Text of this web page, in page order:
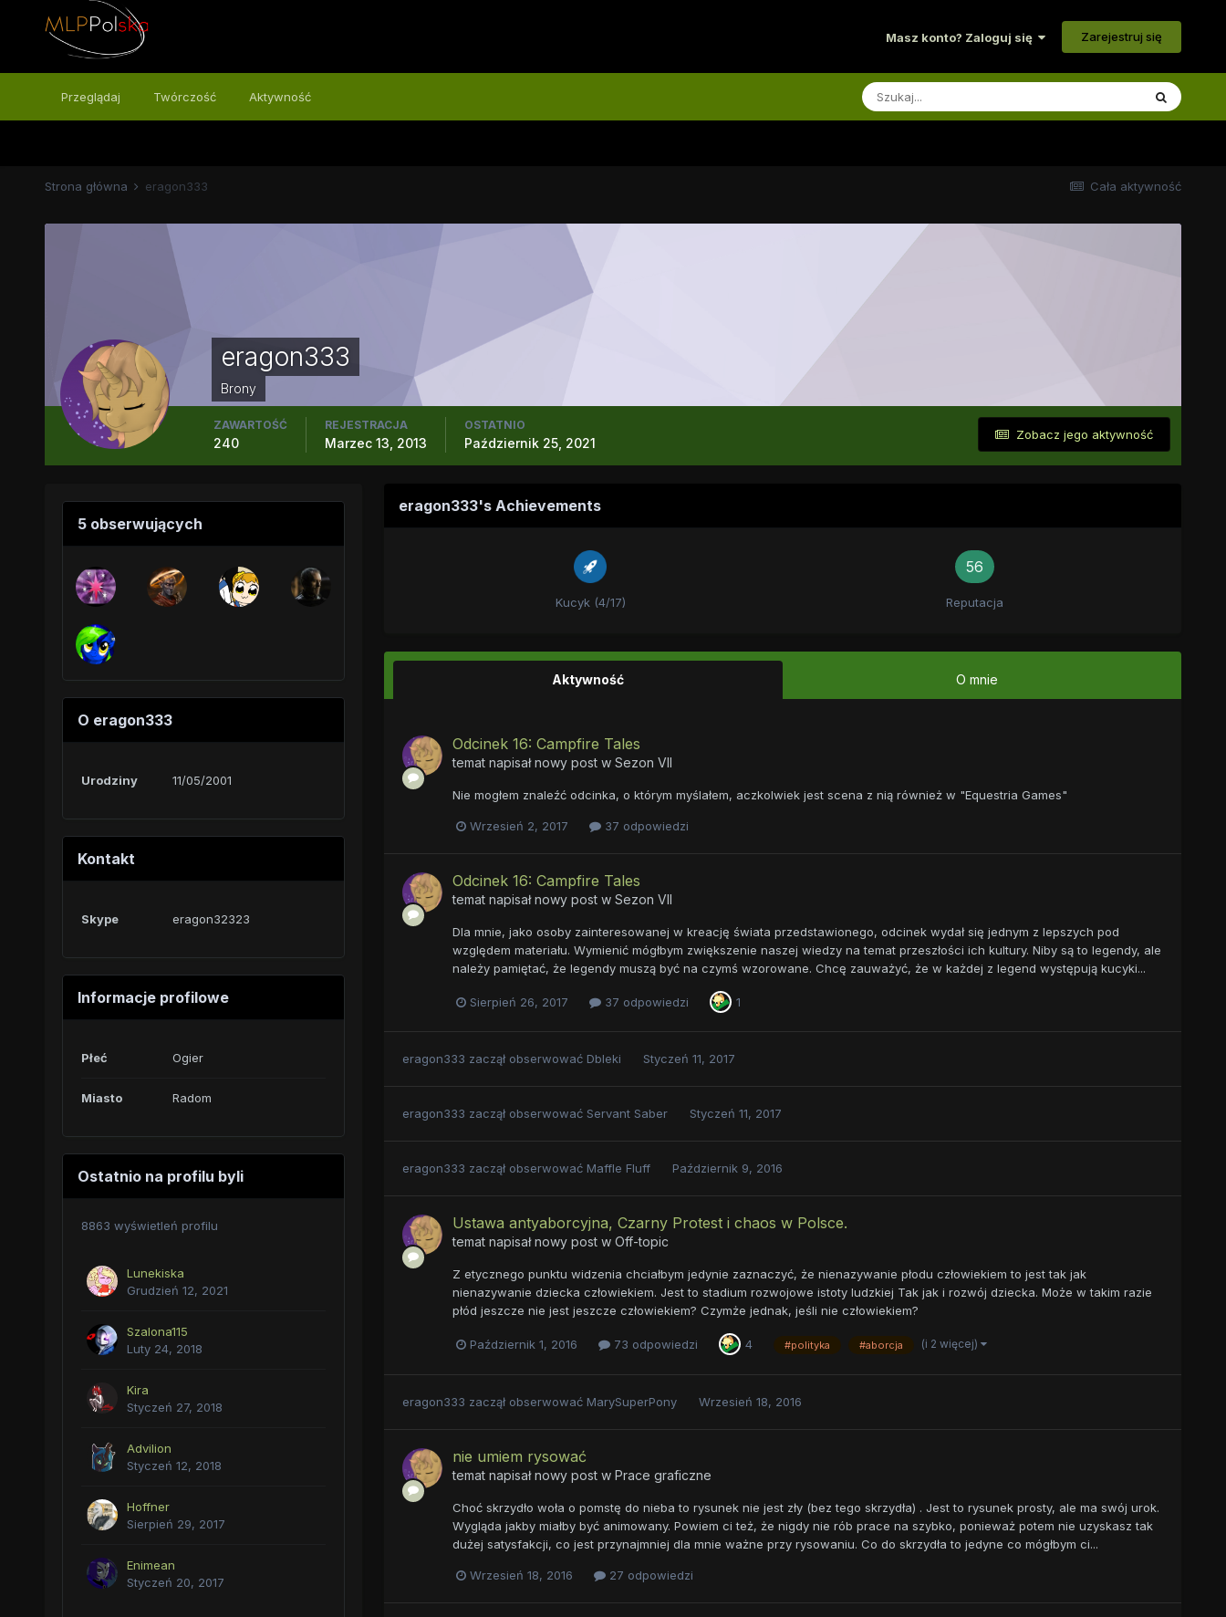
Masz konto? Zaloguj się Zarejestruj się
Przeglądaj Twórczość Aktywność
Cała aktywność
Strona główna eragon333
eragon333
Brony
Zobacz jego aktywność
ZAWARTOŚĆ
240
REJESTRACJA
Marzec 13, 2013
OSTATNIO
Październik 25, 2021
5 obserwujących
O eragon333
Urodziny 11/05/2001
Kontakt
Skype eragon32323
Informacje profilowe
Płeć Ogier
Miasto Radom
Ostatnio na profilu byli
8863 wyświetleń profilu
Lunekiska
Grudzień 12, 2021
Szalona115
Luty 24, 2018
Kira
Styczeń 27, 2018
Advilion
Styczeń 12, 2018
Hoffner
Sierpień 29, 2017
Enimean
Styczeń 20, 2017
eragon333's Achievements
Kucyk (4/17)
56
Reputacja
Aktywność O mnie
Odcinek 16: Campfire Tales
temat napisał nowy post w Sezon VII
Nie mogłem znaleźć odcinka, o którym myślałem, aczkolwiek jest scena z nią również w "Equestria Games"
Wrzesień 2, 2017 37 odpowiedzi
Odcinek 16: Campfire Tales
temat napisał nowy post w Sezon VII
Dla mnie, jako osoby zainteresowanej w kreację świata przedstawionego, odcinek wydał się jednym z lepszych pod
względem materiału. Wymienić mógłbym zwiększenie naszej wiedzy na temat przeszłości ich kultury. Niby są to legendy, ale
należy pamiętać, że legendy muszą być na czymś wzorowane. Chcę zauważyć, że w każdej z legend występują kucyki...
Sierpień 26, 2017 37 odpowiedzi 1
eragon333 zaczął obserwować Dbleki Styczeń 11, 2017
eragon333 zaczął obserwować Servant Saber Styczeń 11, 2017
eragon333 zaczął obserwować Maffle Fluff Październik 9, 2016
Ustawa antyaborcyjna, Czarny Protest i chaos w Polsce.
temat napisał nowy post w Off-topic
Z etycznego punktu widzenia chciałbym jedynie zaznaczyć, że nienazywanie płodu człowiekiem to jest tak jak
nienazywanie dziecka człowiekiem. Jest to stadium rozwojowe istoty ludzkiej Tak jak i rozwój dziecka. Może w takim razie
płód jeszcze nie jest jeszcze człowiekiem? Czymże jednak, jeśli nie człowiekiem?
Październik 1, 2016 73 odpowiedzi 4 #polityka #aborcja (i 2 więcej)
eragon333 zaczął obserwować MarySuperPony Wrzesień 18, 2016
nie umiem rysować
temat napisał nowy post w Prace graficzne
Choć skrzydło woła o pomstę do nieba to rysunek nie jest zły (bez tego skrzydła) . Jest to rysunek prosty, ale ma swój urok.
Wygląda jakby miałby być animowany. Powiem ci też, że nigdy nie rób prace na szybko, ponieważ potem nie uzyskasz tak
dużej satysfakcji, co jest przynajmniej dla mnie ważne przy rysowaniu. Co do skrzydła to jedyne co mógłbym ci...
Wrzesień 18, 2016 27 odpowiedzi